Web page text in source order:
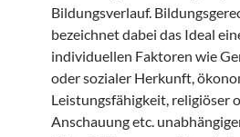
Bildungsverlauf.
bezeichnet dabei das Ideal
individuellen Faktoren wie
oder sozialer Herkunft,
Leistungsfähigkeit, religiöser
Anschauung etc.